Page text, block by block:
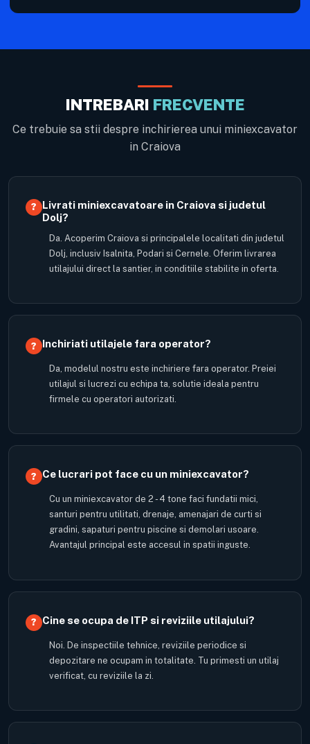
INTREBARI FRECVENTE
Ce trebuie sa stii despre inchirierea unui miniexcavator
in Craiova
Livrati miniexcavatoare in Craiova si judetul
Dolj?
Da. Acoperim Craiova si principalele localitati din judetul
Dolj, inclusiv Isalnita, Podari si Cernele. Oferim livrarea
utilajului direct la santier, in conditiile stabilite in oferta.
Inchiriati utilajele fara operator?
Da, modelul nostru este inchiriere fara operator. Preiei
utilajul si lucrezi cu echipa ta, solutie ideala pentru
firmele cu operatori autorizati.
Ce lucrari pot face cu un miniexcavator?
Cu un miniexcavator de 2 - 4 tone faci fundatii mici,
santuri pentru utilitati, drenaje, amenajari de curti si
gradini, sapaturi pentru piscine si demolari usoare.
Avantajul principal este accesul in spatii inguste.
Cine se ocupa de ITP si reviziile utilajului?
Noi. De inspectiile tehnice, reviziile periodice si
depozitare ne ocupam in totalitate. Tu primesti un utilaj
verificat, cu reviziile la zi.